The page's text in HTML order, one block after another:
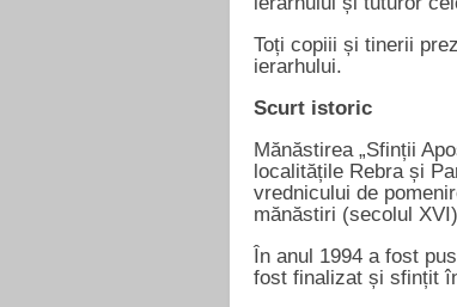
Toți copiii și tinerii
ierarhului.
Scurt istoric
Mănăstirea „Sfinții
localitățile Rebra și
vrednicului de
mănăstiri (secolul
În anul 1994 a fost
fost finalizat și sfințit